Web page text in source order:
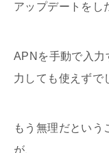
アップデートをし
APNを手動で入力
力しても使えずで
もう無理だという
が、